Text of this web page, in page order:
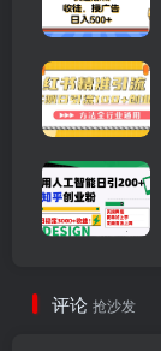
评论 抢沙发